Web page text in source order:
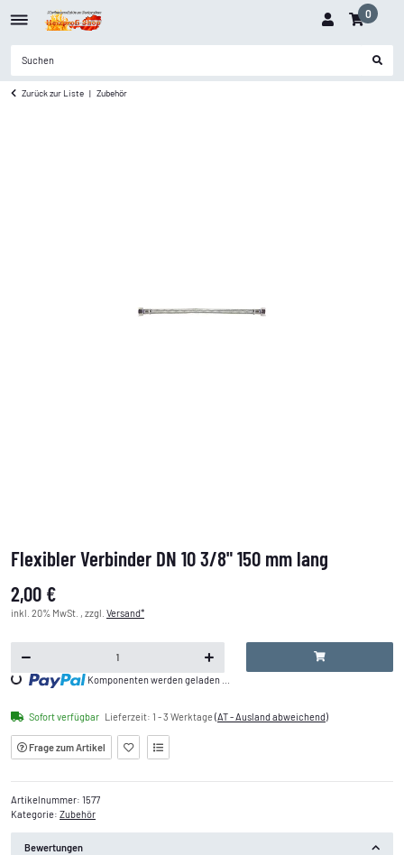
0
Zurück zur Liste Zubehör
Flexibler Verbinder DN 10 3/8" 150 mm lang
2,00 €
inkl. 20% MwSt. , zzgl. Versand*
Loading... Komponenten werden geladen ...
Sofort verfügbar Lieferzeit: 1 - 3 Werktage(AT - Ausland abweichend)
Frage zum Artikel
Artikelnummer: 1577
Kategorie: Zubehör
Bewertungen